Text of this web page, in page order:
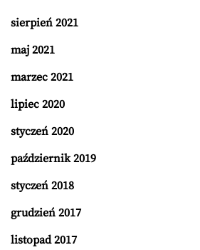
sierpień 2021
maj 2021
marzec 2021
lipiec 2020
styczeń 2020
październik 2019
styczeń 2018
grudzień 2017
listopad 2017